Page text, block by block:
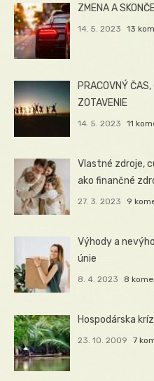
ZMENA A
14. 5. 2023 13
PRACOVNÝ ČAS,
ZOTAVENIE
14. 5. 2023 11
Vlastné zdroje,
ako finančné
27. 3. 2023 9
Výhody a
únie
8. 4. 2023 8
Hospodárska
23. 10. 2009 7